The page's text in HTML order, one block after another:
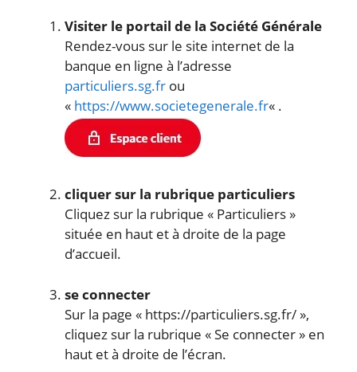
Visiter le portail de la Société Générale
Rendez-vous sur le site internet de la
banque en ligne à l’adresse
particuliers.sg.fr ou
« https://www.societegenerale.fr« .
cliquer sur la rubrique particuliers
Cliquez sur la rubrique « Particuliers »
située en haut et à droite de la page
d’accueil.
se connecter
Sur la page « https://particuliers.sg.fr/ »,
cliquez sur la rubrique « Se connecter » en
haut et à droite de l’écran.